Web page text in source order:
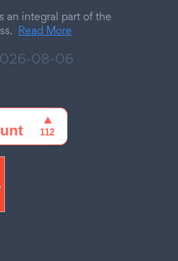
an integral part of the
Read More
08-06